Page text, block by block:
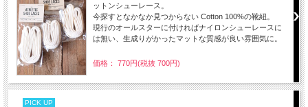
ットンシューレース。
今探すとなかなか見つからない Cotton 100%の靴紐。
現行のオールスターに付ければナイロンシューレースに
は無い、生成りがかったマットな質感が良い雰囲気に。
価格： 770円(税抜 700円)
PICK UP